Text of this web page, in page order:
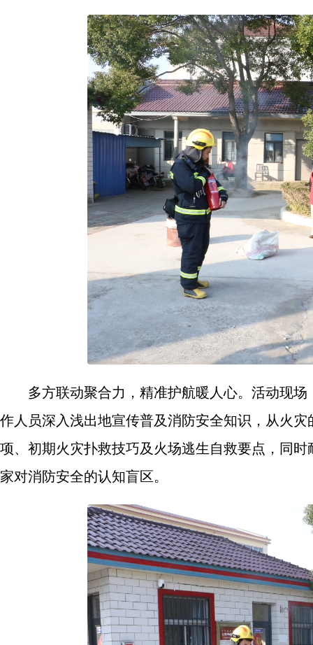
多方联动聚合力，精准护航暖人心。活动现
作人员深入浅出地宣传普及消防安全知识，从火
项、初期火灾扑救技巧及火场逃生自救要点，同
家对消防安全的认知盲区。